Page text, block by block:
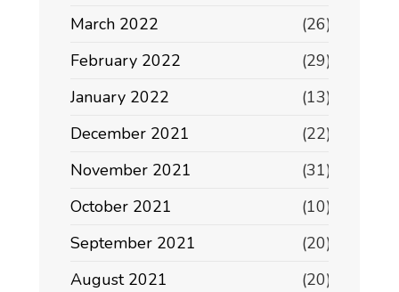
March 2022
(26)
February 2022
(29)
January 2022
(13)
December 2021
(22)
November 2021
(31)
October 2021
(10)
September 2021
(20)
August 2021
(20)